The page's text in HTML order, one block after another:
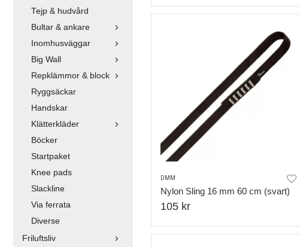
Tejp & hudvård
Bultar & ankare
Inomhusväggar
Big Wall
Repklämmor & block
Ryggsäckar
Handskar
Klätterkläder
Böcker
Startpaket
Knee pads
Slackline
Via ferrata
Diverse
Friluftsliv
DMM
Nylon Sling 16 mm 60 cm (svart)
105 kr